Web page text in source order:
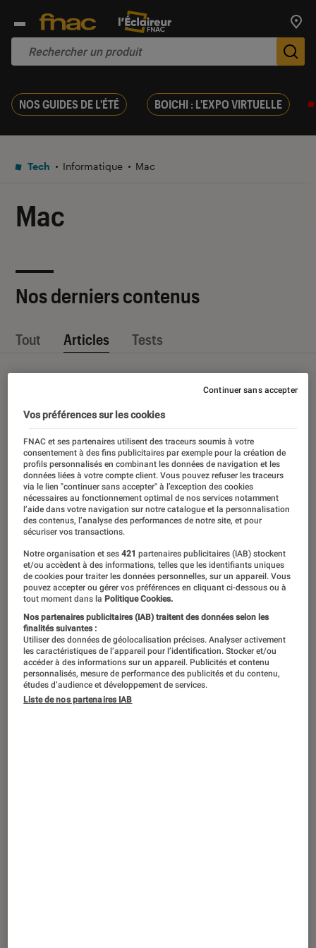
NOS GUIDES DE L'ÉTÉ BOICHI : L'EXPO VIRTUELLE
Tech Informatique Mac
Mac
Nos derniers contenus
Tout Articles Tests
ACTU
Vos préférences sur les cookies
FNAC et ses partenaires utilisent des traceurs soumis à votre
consentement à des fins publicitaires par exemple pour la création de
profils personnalisés en combinant les données de navigation et les
données liées à votre compte client. Vous pouvez refuser les traceurs
via le lien "continuer sans accepter" à l’exception des cookies
nécessaires au fonctionnement optimal de nos services notamment
l’aide dans votre navigation sur notre catalogue et la personnalisation
des contenus, l’analyse des performances de notre site, et pour
sécuriser vos transactions.
Notre organisation et ses421 partenaires publicitaires (IAB) stockent
et/ou accèdent à des informations, telles que les identifiants uniques
de cookies pour traiter les données personnelles, sur un appareil. Vous
pouvez accepter ou gérer vos préférences en cliquant ci-dessous ou à
tout moment dans la Politique Cookies.
Nos partenaires publicitaires (IAB) traitent des données selon les
finalités suivantes :
Utiliser des données de géolocalisation précises. Analyser activement
les caractéristiques de l’appareil pour l’identification. Stocker et/ou
accéder à des informations sur un appareil. Publicités et contenu
personnalisés, mesure de performance des publicités et du contenu,
études d’audience et développement de services.
Liste de nos partenaires IAB
Continuer sans accepter